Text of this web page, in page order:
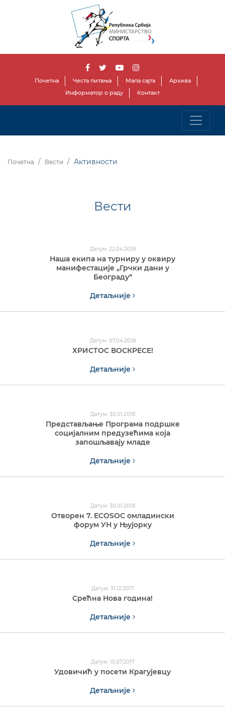
Почетна Честа питања Мапа сајта
Архива
Информатор о раду
Контакт
Почетна Вести Активности
Вести
Датум: 22.04.2018
Наша екипа на турниру у оквиру
манифестације „Грчки дани у
Београду“
Детаљније
Датум: 07.04.2018
ХРИСТОС ВОСКРЕСЕ!
Детаљније
Датум: 30.01.2018
Представљање Програма подршке
социјалним предузећима која
запошљавају младе
Детаљније
Датум: 30.01.2018
Отворен 7. ЕCOSOC омладински
форум УН у Њујорку
Детаљније
Датум: 31.12.2017
Срећна Нова година!
Детаљније
Датум: 15.07.2017
Удовичић у посети Крагујевцу
Детаљније